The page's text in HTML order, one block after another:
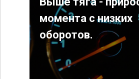
момента с низких
оборотов.